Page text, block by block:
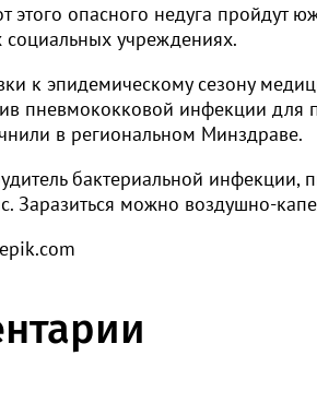
этого опасного недуга пройдут
социальных учреждениях.
к эпидемическому сезону
пневмококковой инфекции для
в региональном Минздраве.
бактериальной инфекции,
Заразиться можно воздушно-